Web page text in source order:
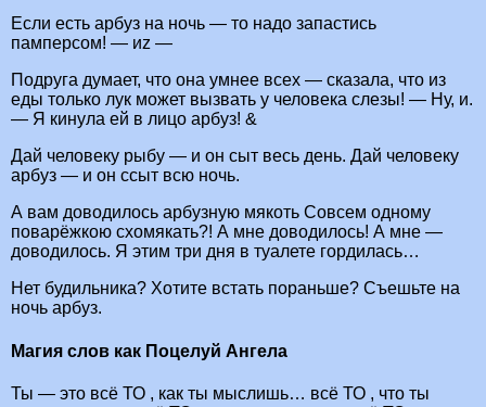
Если есть арбуз на ночь — то надо запастись
памперсом! — иz —
Подруга думает, что она умнее всех — сказала, что из
еды только лук может вызвать у человека слезы! — Ну, и.
— Я кинула ей в лицо арбуз! &
Дай человеку рыбу — и он сыт весь день. Дай человеку
арбуз — и он ссыт всю ночь.
А вам доводилось арбузную мякоть Совсем одному
поварёжкою схомякать?! А мне доводилось! А мне —
доводилось. Я этим три дня в туалете гордилась…
Нет будильника? Хотите встать пораньше? Съешьте на
ночь арбуз.
Магия слов как Поцелуй Ангела
Ты — это всё ТО , как ты мыслишь… всё ТО , что ты